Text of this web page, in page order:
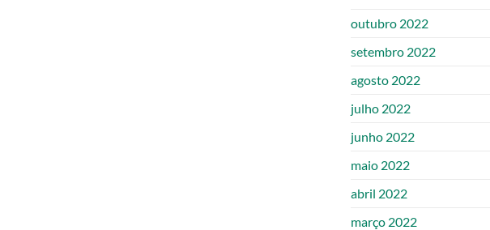
outubro 2022
setembro 2022
agosto 2022
julho 2022
junho 2022
maio 2022
abril 2022
março 2022